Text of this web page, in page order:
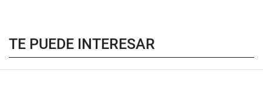
TE PUEDE INTERESAR